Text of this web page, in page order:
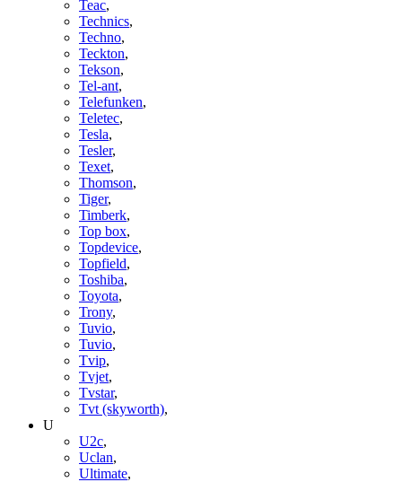
Teac,
Technics,
Techno,
Teckton,
Tekson,
Tel-ant,
Telefunken,
Teletec,
Tesla,
Tesler,
Texet,
Thomson,
Tiger,
Timberk,
Top box,
Topdevice,
Topfield,
Toshiba,
Toyota,
Trony,
Tuvio,
Tuvio,
Tvip,
Tvjet,
Tvstar,
Tvt (skyworth),
U
U2c,
Uclan,
Ultimate,